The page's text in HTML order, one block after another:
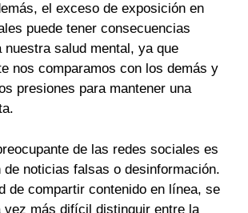
el exceso de exposición en
puede tener consecuencias
nuestra salud mental, ya que
nos comparamos con los demás y
presiones para mantener una
de las redes sociales es
de noticias falsas o desinformación.
de compartir contenido en línea, se
vez más difícil distinguir entre la